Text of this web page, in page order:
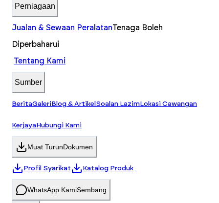
Perniagaan
Jualan & Sewaan PeralatanTenaga Boleh
Diperbaharui
Tentang Kami
Sumber
BeritaGaleri Blog & Artikel Soalan Lazim Lokasi Cawangan
Kerjaya Hubungi Kami
Muat TurunDokumen
Profil Syarikat Katalog Produk
WhatsApp KamiSembang